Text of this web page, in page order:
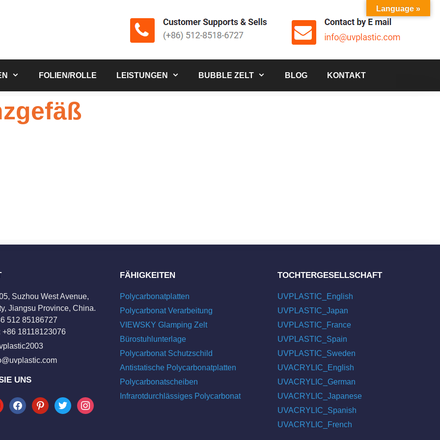
FOLIEN/ROLLE LEISTUNGEN BUBBLE ZELT BLOG KONTAKT
Suzhou West Avenue,
Jiangsu Province, China.
512 85186727
+86 18118123076
UNS
facebookpinteresttwitter instagram
FÄHIGKEITEN
Polycarbonatplatten
Polycarbonat Verarbeitung
VIEWSKY Glamping Zelt
Bürostuhlunterlage
Polycarbonat Schutzschild
Antistatische Polycarbonatplatten
Polycarbonatscheiben
Infrarotdurchlässiges Polycarbonat
TOCHTERGESELLSCHAFT
UVPLASTIC_English
UVPLASTIC_Japan
UVPLASTIC_France
UVPLASTIC_Spain
UVPLASTIC_Sweden
UVACRYLIC_English
UVACRYLIC_German
UVACRYLIC_Japanese
UVACRYLIC_Spanish
UVACRYLIC_French
Language »